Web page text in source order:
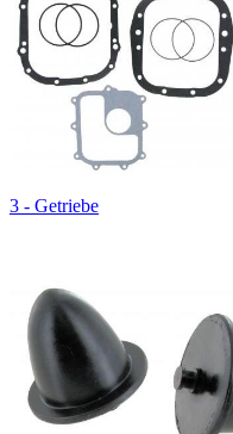
3 - Getriebe